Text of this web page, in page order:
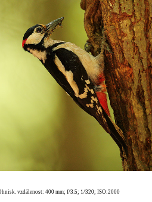
vzdálenost: 400 mm; f/3.5; 1/320; ISO:2000